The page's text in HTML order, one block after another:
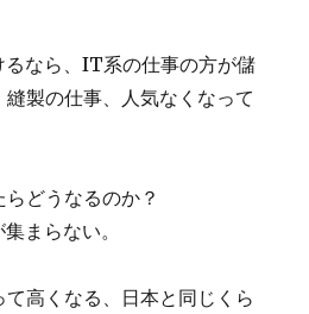
るなら、IT系の仕事の方が儲
製の仕事、人気なくなって
どうなるのか？
まらない。
高くなる、日本と同じくら